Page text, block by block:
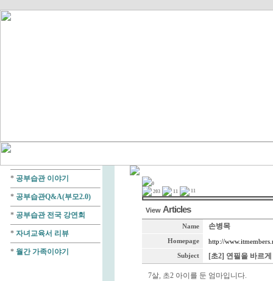
* 공부습관 이야기
* 공부습관Q&A(부모2.0)
* 공부습관 전국 강연회
* 자녀교육서 리뷰
* 월간 가족이야기
0
203
11 11
View Articles
Name 손병목
Homepage http://
Subject [초2] 연필을 바르
7살, 초2 아이를 둔 엄마입니다.